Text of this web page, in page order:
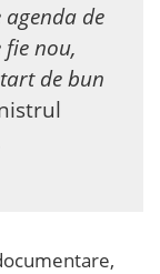
de
nou,
de bun